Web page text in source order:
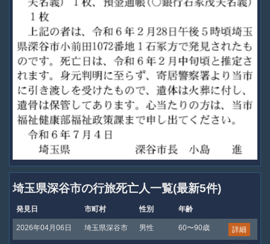
埼玉県深谷市の行旅死亡人一覧(最新5件)
発見日 市町村 性別 年齢
2026年04月06日 埼玉県深谷市 男性 60〜90歳 詳細